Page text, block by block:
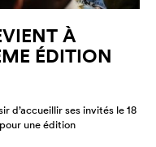
À
ÉDITION
d’accueillir ses invités le 18
une édition